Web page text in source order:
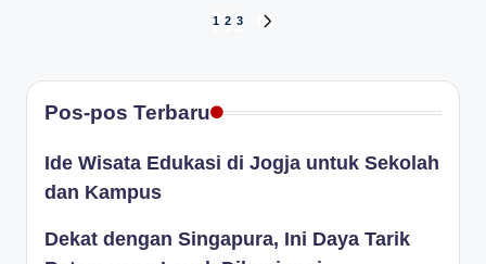
1 2 3
Pos-pos Terbaru
Ide Wisata Edukasi di Jogja untuk Sekolah
dan Kampus
Dekat dengan Singapura, Ini Daya Tarik